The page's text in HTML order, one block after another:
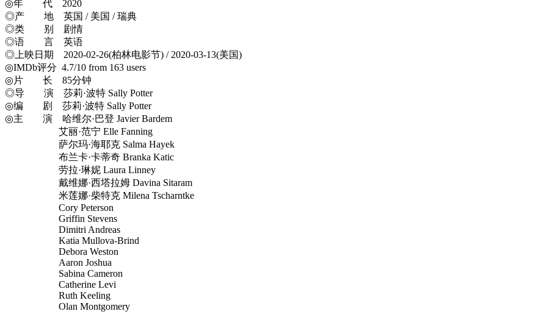
◎年 代 2020
◎产 地 英国 / 美国 / 瑞典
◎类 别 剧情
◎语 言 英语
◎上映日期 2020-02-26(柏林电影节) / 2020-03-13(美国)
◎IMDb评分 4.7/10 from 163 users
◎片 长 85分钟
◎导 演 莎莉·波特 Sally Potter
◎编 剧 莎莉·波特 Sally Potter
◎主 演 哈维尔·巴登 Javier Bardem
艾丽·范宁 Elle Fanning
萨尔玛·海耶克 Salma Hayek
布兰卡·卡蒂奇 Branka Katic
劳拉·琳妮 Laura Linney
戴维娜·西塔拉姆 Davina Sitaram
米莲娜·柴特克 Milena Tscharntke
Cory Peterson
Griffin Stevens
Dimitri Andreas
Katia Mullova-Brind
Debora Weston
Aaron Joshua
Sabina Cameron
Catherine Levi
Ruth Keeling
Olan Montgomery